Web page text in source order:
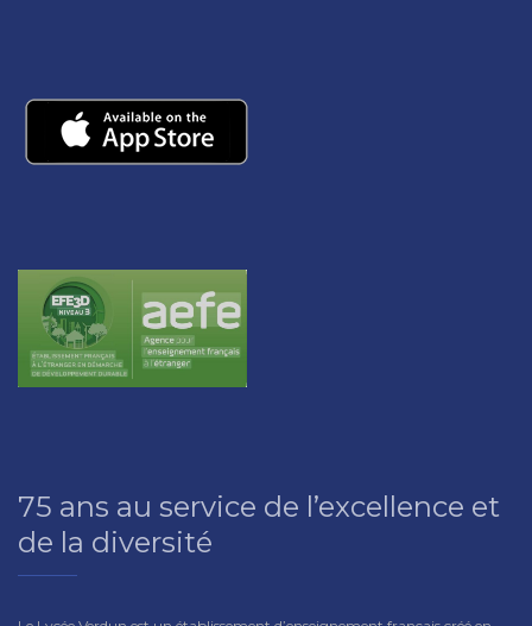
75 ans au service de l’excellence et
de la diversité